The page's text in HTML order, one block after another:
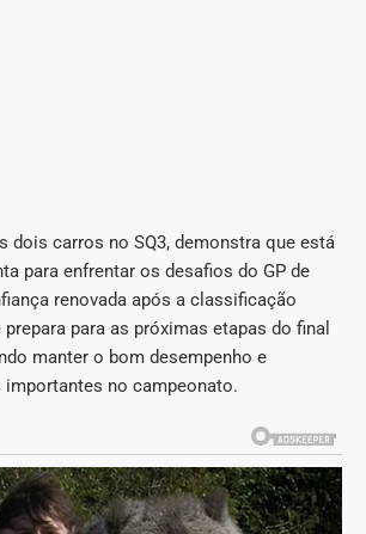
dois carros no SQ3, demonstra que está
para enfrentar os desafios do GP de
renovada após a classificação
para as próximas etapas do final
manter o bom desempenho e
no campeonato.